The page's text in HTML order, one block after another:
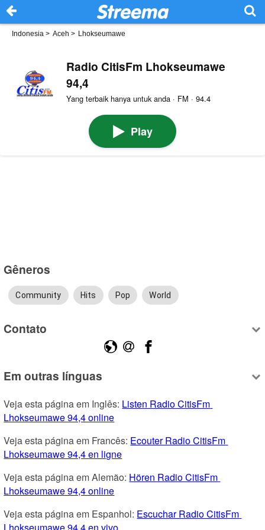
Indonesia > Aceh > Lhokseumawe
Radio CitisFm Lhokseumawe
94,4
Yang terbaik hanya untuk anda · FM · 94.4
Play
Gêneros
Community Hits Pop World
Contato
Em outras línguas
Veja esta página em Inglês: Listen Radio CitisFm
Lhokseumawe 94,4 online
Veja esta página em Francês: Ecouter Radio CitisFm
Lhokseumawe 94,4 en ligne
Veja esta página em Alemão: Hören Radio CitisFm
Lhokseumawe 94,4 online
Veja esta página em Espanhol: Escuchar Radio CitisFm
Lhokseumawe 94,4 en vivo